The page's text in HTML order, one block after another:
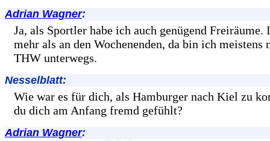
Adrian Wagner:
Ja, als Sportler habe ich auch genügend Freiräume.
mehr als an den Wochenenden, da bin ich meistens
THW unterwegs.
Nesselblatt:
Wie war es für dich, als Hamburger nach Kiel zu
du dich am Anfang fremd gefühlt?
Adrian Wagner: